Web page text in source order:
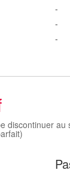
-
-
-
discontinuer au